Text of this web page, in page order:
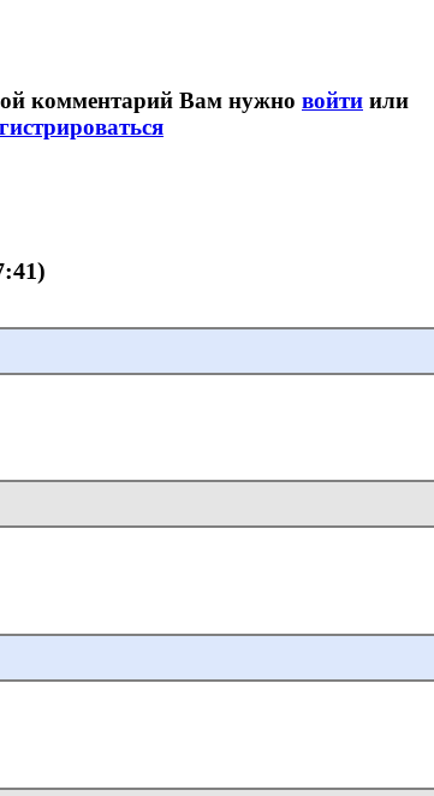
комментарий Вам нужно войти или